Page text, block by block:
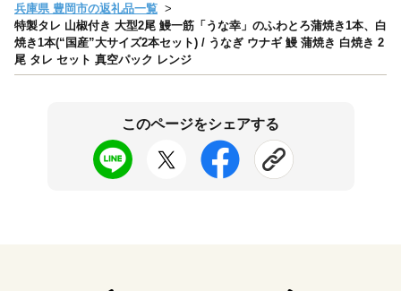
兵庫県 豊岡市の返礼品一覧
特製タレ 山椒付き 大型2尾 鰻一筋「うな幸」のふわとろ蒲焼き1本、白
焼き1本(“国産”大サイズ2本セット) / うなぎ ウナギ 鰻 蒲焼き 白焼き 2
尾 タレ セット 真空パック レンジ
このページをシェアする